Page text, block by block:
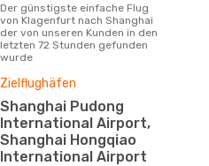
Der günstigste einfache Flug
von Klagenfurt nach Shanghai
der von unseren Kunden in den
letzten 72 Stunden gefunden
wurde
Zielflughäfen
Shanghai Pudong
International Airport,
Shanghai Hongqiao
International Airport